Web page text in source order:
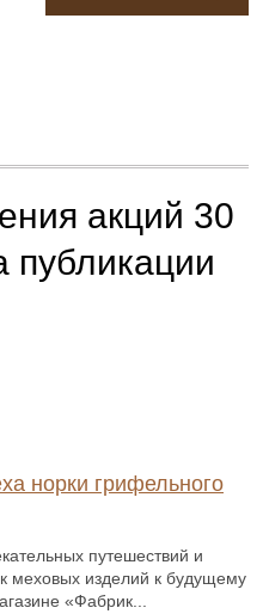
акций 30
публикации
норки грифельного
путешествий и
меховых изделий к будущему
«Фабрик...